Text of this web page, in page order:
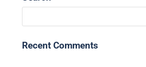
Recent Comments